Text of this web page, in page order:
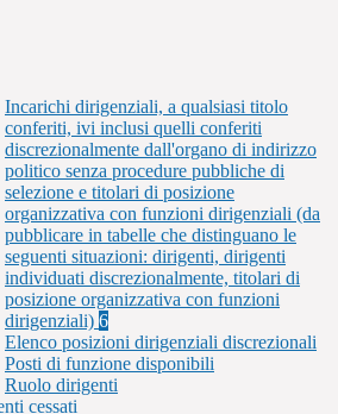
Incarichi dirigenziali, a qualsiasi titolo
conferiti, ivi inclusi quelli conferiti
discrezionalmente dall'organo di indirizzo
politico senza procedure pubbliche di
selezione e titolari di posizione
organizzativa con funzioni dirigenziali (da
pubblicare in tabelle che distinguano le
seguenti situazioni: dirigenti, dirigenti
individuati discrezionalmente, titolari di
posizione organizzativa con funzioni
dirigenziali) 6
Elenco posizioni dirigenziali discrezionali
Posti di funzione disponibili
Ruolo dirigenti
cessati